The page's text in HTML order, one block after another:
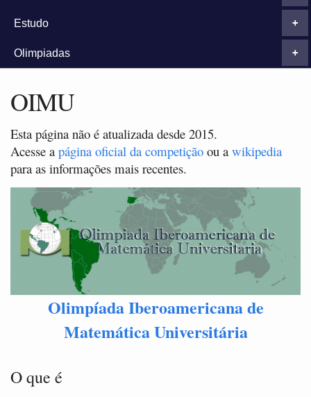
+
Estudo
+
Olimpiadas
OIMU
Esta página não é atualizada desde 2015.
Acesse a página oficial da competição ou a wikipedia
para as informações mais recentes.
Olimpíada Iberoamericana de
Matemática Universitária
O que é